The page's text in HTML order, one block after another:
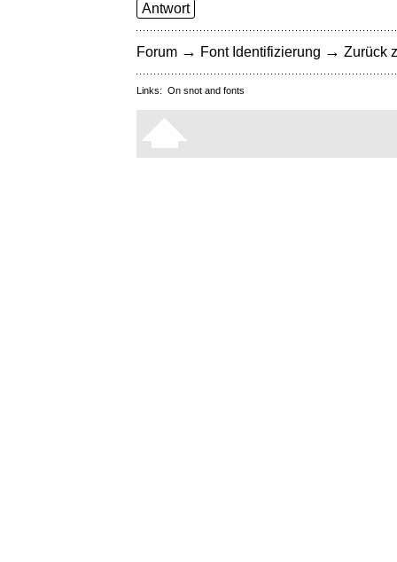
Antwort
Forum → Font Identifizierung → Zurück
Links: On snot and fonts